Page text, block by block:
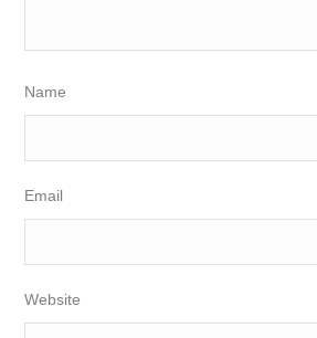
Name
Email
Website